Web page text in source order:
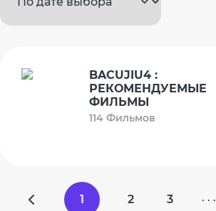
BACUJIU4 :
РЕКОМЕНДУЕМЫЕ
ФИЛЬМЫ
114 Фильмов
1 2 3 · · ·